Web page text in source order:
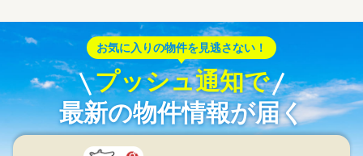
お気に入りの物件を見逃さない！
プッシュ通知で
最新の物件情報が届く